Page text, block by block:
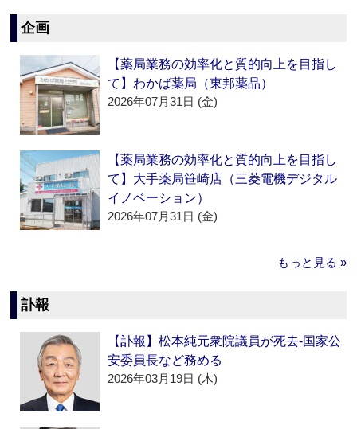
企画
【薬局業務の効率化と質的向上を目指し
て】わかば薬局（東邦薬品）
2026年07月31日 (金)
【薬局業務の効率化と質的向上を目指し
て】大手薬局笹崎店（三菱電機デジタル
イノベーション）
2026年07月31日 (金)
もっと見る »
訃報
【訃報】松本純元衆院議員が死去‐国家公
安委員長など務める
2026年03月19日 (木)